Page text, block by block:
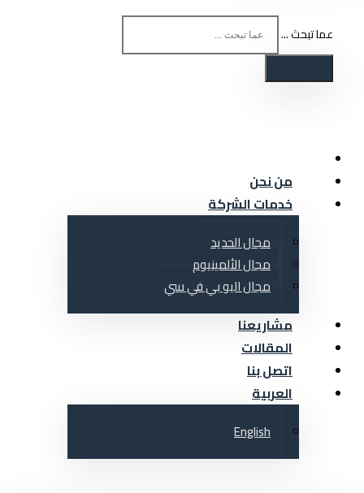
عما تبحث ...
من نحن
خدمات الشركة
مجال الحديد
مجال الألمينيوم
مجال اليو بي في سي
مشاريعنا
المقالات
اتصل بنا
العربية‏
English